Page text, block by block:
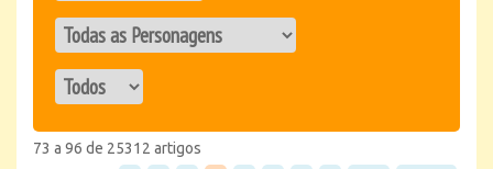
73 a 96 de 25312 artigos